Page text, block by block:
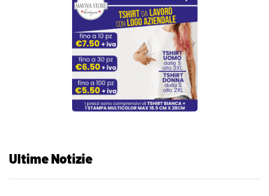
Ultime Notizie